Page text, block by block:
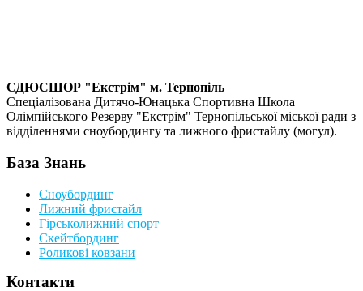
СДЮСШОР "Екстрім" м. Тернопіль
Спеціалізована Дитячо-Юнацька Спортивна Школа
Олімпійського Резерву "Екстрім" Тернопільської міської ради з
відділеннями сноубордингу та лижного фристайлу (могул).
База Знань
Сноубординг
Лижний фристайл
Гірськолижний спорт
Скейтбординг
Роликові ковзани
Контакти